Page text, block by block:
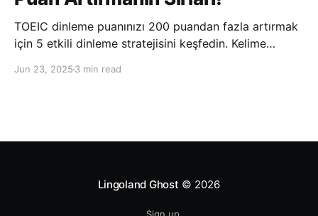
TOEIC dinleme puanınızı 200 puandan fazla artırmak
için 5 etkili dinleme stratejisini keşfedin. Kelime
konuşmacıların telaffuzunu uygulama konusunda
Jun 23, 2025 3 min read
Lingoland Ghost © 2026